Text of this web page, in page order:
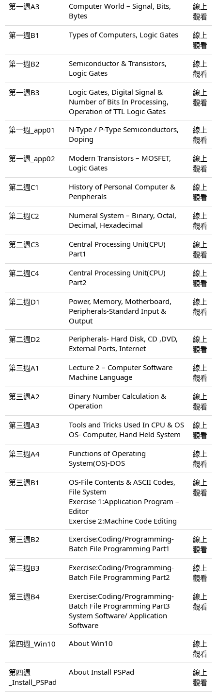
第一週A3
Computer World – Signal, Bits,
Bytes
線上
觀看
第一週B1
Types of Computers, Logic Gates
線上
觀看
第一週B2
Semiconductor & Transistors,
Logic Gates
線上
觀看
第一週B3
Logic Gates, Digital Signal &
Number of Bits In Processing,
Operation of TTL Logic Gates
線上
觀看
第一週_app01
N-Type / P-Type Semiconductors,
Doping
線上
觀看
第一週_app02
Modern Transistors – MOSFET,
Logic Gates
線上
觀看
第二週C1
History of Personal Computer &
Peripherals
線上
觀看
第二週C2
Numeral System – Binary, Octal,
Decimal, Hexadecimal
線上
觀看
第二週C3
Central Processing Unit(CPU)
Part1
線上
觀看
第二週C4
Central Processing Unit(CPU)
Part2
線上
觀看
第二週D1
Power, Memory, Motherboard,
Peripherals-Standard Input &
Output
線上
觀看
第二週D2
Peripherals- Hard Disk, CD ,DVD,
External Ports, Internet
線上
觀看
第三週A1
Lecture 2 – Computer Software
Machine Language
線上
觀看
第三週A2
Binary Number Calculation &
Operation
線上
觀看
第三週A3
Tools and Tricks Used In CPU & OS
OS- Computer, Hand Held System
線上
觀看
第三週A4
Functions of Operating
System(OS)-DOS
線上
觀看
第三週B1
OS-File Contents & ASCII Codes,
File System
Exercise 1:Application Program –
Editor
Exercise 2:Machine Code Editing
線上
觀看
第三週B2
Exercise:Coding/Programming-
Batch File Programming Part1
線上
觀看
第三週B3
Exercise:Coding/Programming-
Batch File Programming Part2
線上
觀看
第三週B4
Exercise:Coding/Programming-
Batch File Programming Part3
System Software/ Application
Software
線上
觀看
第四週_Win10 About Win10
線上
觀看
第四週
_Install_PSPad
About Install PSPad
線上
觀看